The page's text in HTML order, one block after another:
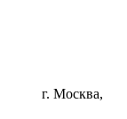
г. Москва,